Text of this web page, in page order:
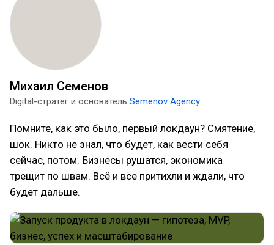
Михаил Семенов
Digital-стратег и основатель Semenov Agency
Помните, как это было, первый локдаун? Смятение,
шок. Никто не знал, что будет, как вести себя
сейчас, потом. Бизнесы рушатся, экономика
трещит по швам. Всё и все притихли и ждали, что
будет дальше.